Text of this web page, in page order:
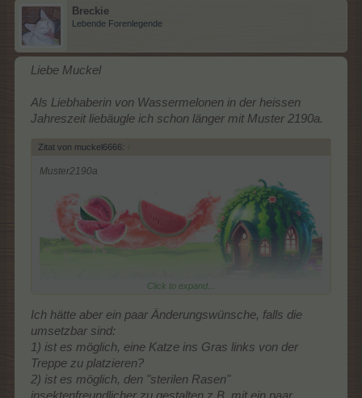
Breckie
Lebende Forenlegende
Liebe Muckel
Als Liebhaberin von Wassermelonen in der heissen
Jahreszeit liebäugle ich schon länger mit Muster 2190a.
Zitat von muckel6666: ↑
Muster2190a
Click to expand...
Ich hätte aber ein paar Änderungswünsche, falls die
umsetzbar sind:
1) ist es möglich, eine Katze ins Gras links von der
Treppe zu platzieren?
2) ist es möglich, den "sterilen Rasen"